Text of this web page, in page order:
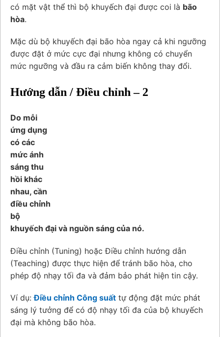
có mặt vật thể thì bộ khuyếch đại được coi là bão
hòa.
Mặc dù bộ khuyếch đại bão hòa ngay cả khi ngưỡng
được đặt ở mức cực đại nhưng không có chuyển
mức ngưỡng và đầu ra cảm biến không thay đổi.
Hướng dẫn / Điều chỉnh – 2
Do mỗi
ứng dụng
có các
mức ánh
sáng thu
hồi khác
nhau, cần
điều chỉnh
bộ
khuyếch đại và nguồn sáng của nó.
Điều chỉnh (Tuning) hoặc Điều chỉnh hướng dẫn
(Teaching) được thực hiện để tránh bão hòa, cho
phép độ nhạy tối đa và đảm bảo phát hiện tin cậy.
Ví dụ:Điều chỉnh Công suất tự động đặt mức phát
sáng lý tưởng để có độ nhạy tối đa của bộ khuyếch
đại mà không bão hòa.